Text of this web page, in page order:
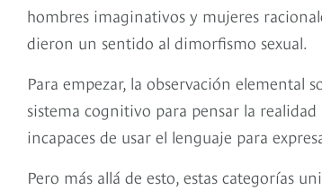
hombres imaginativos y mujeres
dieron un sentido al dimorfismo sexual.
Para empezar, la observación elemental
sistema cognitivo para pensar la
incapaces de usar el lenguaje para
Pero más allá de esto, estas categorías